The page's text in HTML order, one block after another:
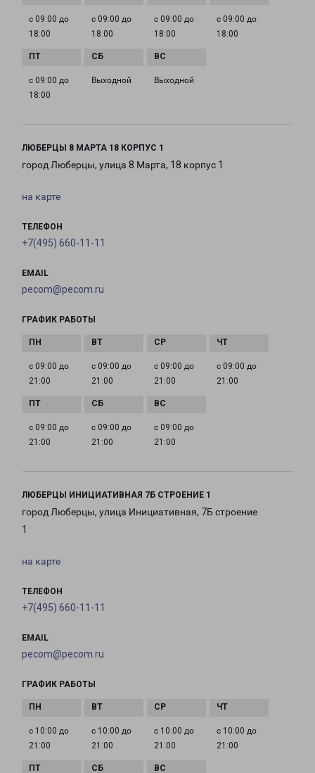
с 09:00 до
18:00
с 09:00 до
18:00
с 09:00 до
18:00
с 09:00 до
18:00
с 09:00 до
18:00
Выходной Выходной
ЛЮБЕРЦЫ 8 МАРТА 18 КОРПУС 1
город Люберцы, улица 8 Марта, 18 корпус 1
на карте
ТЕЛЕФОН
+7(495) 660-11-11
EMAIL
pecom@pecom.ru
ГРАФИК РАБОТЫ
с 09:00 до
21:00
с 09:00 до
21:00
с 09:00 до
21:00
с 09:00 до
21:00
с 09:00 до
21:00
с 09:00 до
21:00
с 09:00 до
21:00
ЛЮБЕРЦЫ ИНИЦИАТИВНАЯ 7Б СТРОЕНИЕ 1
город Люберцы, улица Инициативная, 7Б строение
1
на карте
ТЕЛЕФОН
+7(495) 660-11-11
EMAIL
pecom@pecom.ru
ГРАФИК РАБОТЫ
с 10:00 до
21:00
с 10:00 до
21:00
с 10:00 до
21:00
с 10:00 до
21:00